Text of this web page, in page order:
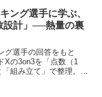
征、常設環境、カスタ
で。
ング選手に学ぶ、
設計」──熱量の裏
グ選手の回答をもと
Xの3on3を「点数（1
組み立て」で整理。ま